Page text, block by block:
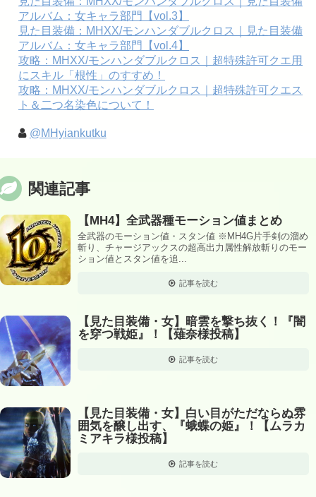
アルバム：女キャラ部門【vol.3】
見た目装備：MHXX/モンハンダブルクロス｜見た目装備
アルバム：女キャラ部門【vol.4】
攻略：MHXX/モンハンダブルクロス｜超特殊許可クエ用
にスキル「根性」のすすめ！
攻略：MHXX/モンハンダブルクロス｜超特殊許可クエス
ト＆二つ名染色について！
@MHyiankutku
関連記事
【MH4】全武器種モーション値まとめ
全武器のモーション値・スタン値 ※MH4G片手剣の溜め
斬り、チャージアックスの超高出力属性解放斬りのモー
ション値とスタン値を追...
記事を読む
【見た目装備・女】暗雲を撃ち抜く！『闇
を穿つ戦姫』！【薙奈様投稿】
記事を読む
【見た目装備・女】白い目がただならぬ雰
囲気を醸し出す、『蛾蝶の姫』！【ムラカ
ミアキラ様投稿】
記事を読む